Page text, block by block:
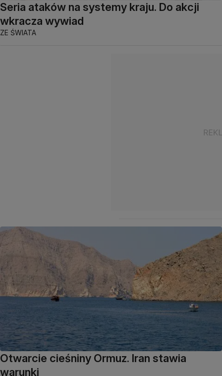
Seria ataków na systemy kraju. Do akcji
wkracza wywiad
ZE ŚWIATA
Otwarcie cieśniny Ormuz. Iran stawia
warunki